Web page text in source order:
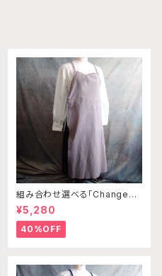
組み合わせ選べる「Changena
bleエプロン」本体ライトベージ
ュ×ブラウン※前部分合わせて1
つのエプロンになります
¥5,280
40%OFF